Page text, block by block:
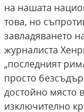
на нашата
това, но
завладяването
журналиста
„последният
просто
достойно място
изключително